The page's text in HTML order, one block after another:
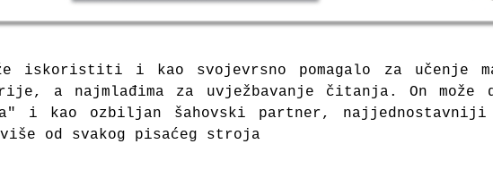
iskoristiti i kao svojevrsno pomagalo za učenje
a najmlađima za uvježbavanje čitanja. On može
i kao ozbiljan šahovski partner, najjednostavniji
od svakog pisaćeg stroja